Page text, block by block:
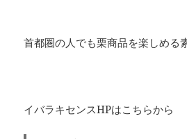
首都圏の人でも栗商品を楽しめる
イバラキセンスHPはこちらから